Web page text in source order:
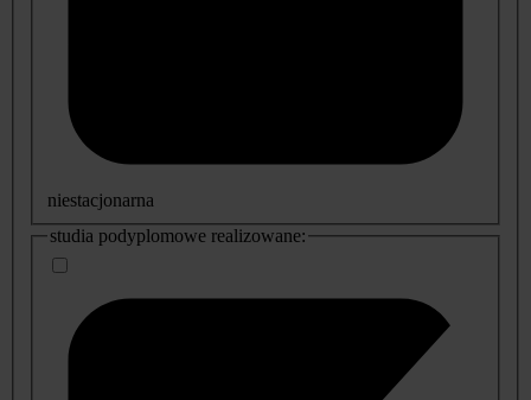
niestacjonarna
studia podyplomowe realizowane: